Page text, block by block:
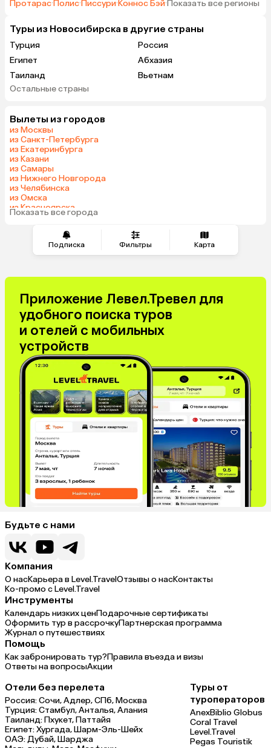
Подписка Фильтры Карта
Протарас·Полис·Писсури·Коннос Бэй·Показать все регионы
Туры из Новосибирска в другие страны
Турция
Россия
Египет
Абхазия
Таиланд
Вьетнам
ОАЭ
Саудовская Аравия
Остальные страны
Вылеты из городов
из Москвы
из Санкт-Петербурга
из Екатеринбурга
из Казани
из Самары
из Нижнего Новгорода
из Челябинска
из Омска
из Красноярска
из Волгограда
Показать все города
Приложение Левел.Тревел для
удобного поиска туров
и отелей с мобильных
устройств
Будьте с нами
Компания
О насКарьера в Level.TravelОтзывы о насКонтакты
Ко-промо с Level.Travel
Инструменты
Календарь низких ценПодарочные сертификаты
Оформить тур в рассрочкуПартнерская программа
Журнал о путешествиях
Помощь
Как забронировать тур?Правила въезда и визы
Ответы на вопросыАкции
Отели без перелета
Россия:Сочи,Адлер,СПб,Москва
Турция:Стамбул,Анталья,Алания
Таиланд:Пхукет,Паттайя
Египет:Хургада,Шарм-Эль-Шейх
ОАЭ:Дубай,Шарджа
Туры от
туроператоров
AnexBiblio Globus
Coral Travel
Level.Travel
Pegas Touristik